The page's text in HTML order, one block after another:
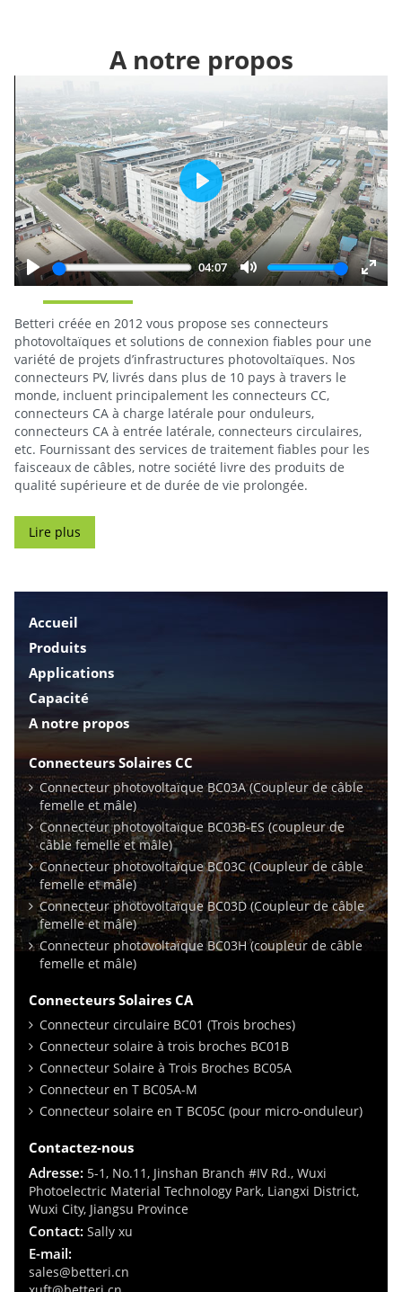
A notre propos
Play
04:07
Mute
Enter
Play
Betteri créée en 2012 vous propose ses connecteurs
photovoltaïques et solutions de connexion fiables pour une
variété de projets d’infrastructures photovoltaïques. Nos
connecteurs PV, livrés dans plus de 10 pays à travers le
monde, incluent principalement les connecteurs CC,
connecteurs CA à charge latérale pour onduleurs,
connecteurs CA à entrée latérale, connecteurs circulaires,
etc. Fournissant des services de traitement fiables pour les
faisceaux de câbles, notre société livre des produits de
qualité supérieure et de durée de vie prolongée.
Lire plus
Accueil
Produits
Applications
Capacité
A notre propos
Connecteurs Solaires CC
Connecteur photovoltaïque BC03A (Coupleur de câble
femelle et mâle)
Connecteur photovoltaïque BC03B-ES (coupleur de
câble femelle et mâle)
Connecteur photovoltaïque BC03C (Coupleur de câble
femelle et mâle)
Connecteur photovoltaïque BC03D (Coupleur de câble
femelle et mâle)
Connecteur photovoltaïque BC03H (coupleur de câble
femelle et mâle)
Connecteurs Solaires CA
Connecteur circulaire BC01 (Trois broches)
Connecteur solaire à trois broches BC01B
Connecteur Solaire à Trois Broches BC05A
Connecteur en T BC05A-M
Connecteur solaire en T BC05C (pour micro-onduleur)
Contactez-nous
Adresse: 5-1, No.11, Jinshan Branch #IV Rd., Wuxi
Photoelectric Material Technology Park, Liangxi District,
Wuxi City, Jiangsu Province
Contact: Sally xu
E-mail:
sales@betteri.cn